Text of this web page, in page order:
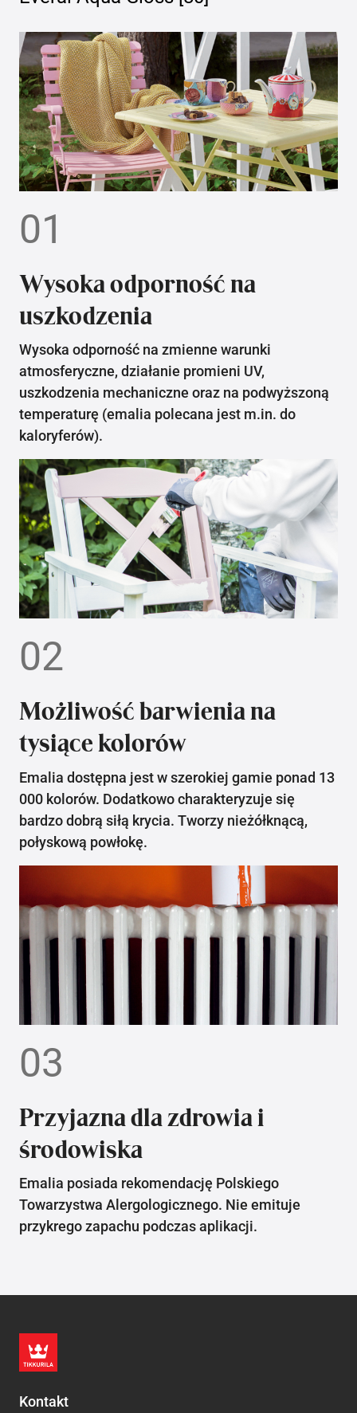
01
Wysoka odporność na
uszkodzenia
Wysoka odporność na zmienne warunki
atmosferyczne, działanie promieni UV,
uszkodzenia mechaniczne oraz na podwyższoną
temperaturę (emalia polecana jest m.in. do
kaloryferów).
02
Możliwość barwienia na
tysiące kolorów
Emalia dostępna jest w szerokiej gamie ponad 13
000 kolorów. Dodatkowo charakteryzuje się
bardzo dobrą siłą krycia. Tworzy nieżółknącą,
połyskową powłokę.
03
Przyjazna dla zdrowia i
środowiska
Emalia posiada rekomendację Polskiego
Towarzystwa Alergologicznego. Nie emituje
przykrego zapachu podczas aplikacji.
Kontakt